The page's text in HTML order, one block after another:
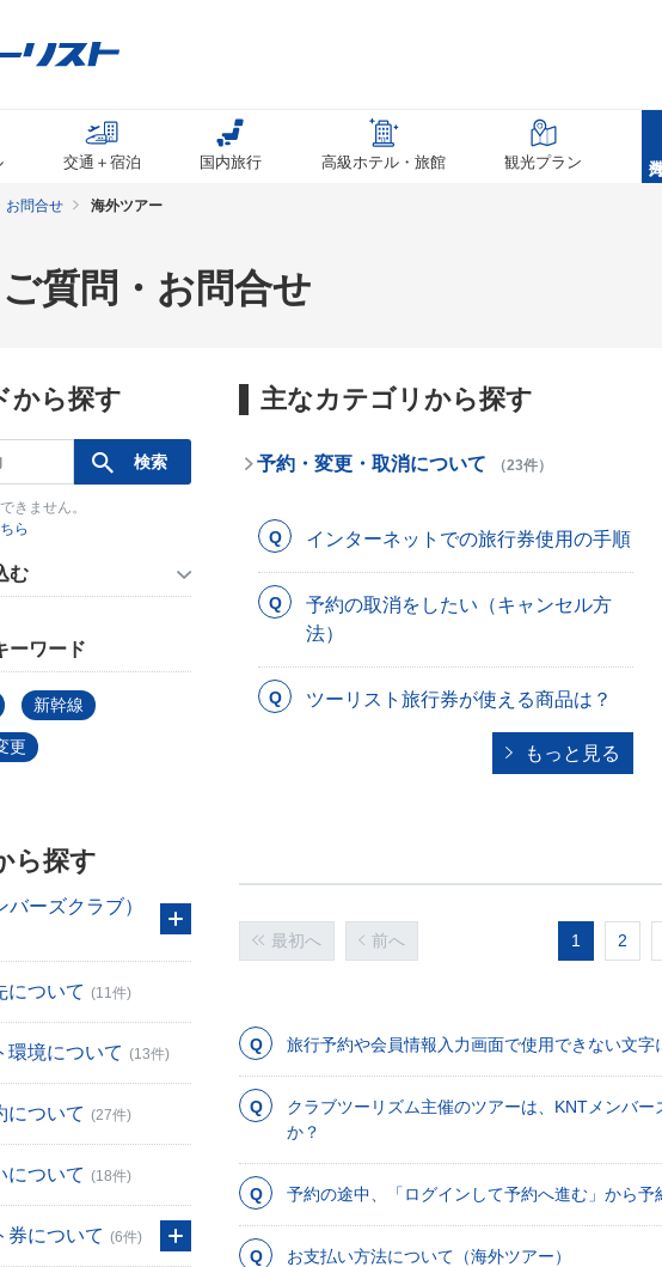
交通＋宿泊 国内旅行 高級ホテル・旅館 観光プラン
お問合せ 海外ツアー
質問・お問合せ
から探す
きません。
ら
む
ーワード
新幹線
更
ら探す
ーズクラブ）
について (11件)
環境について (13件)
について (27件)
について (18件)
券について (6件)
主なカテゴリから探す
予約・変更・取消について （23件）
インターネットでの旅行券使用の手順
予約の取消をしたい（キャンセル方
法）
ツーリスト旅行券が使える商品は？
もっと見る
最初へ 前へ 1 2
旅行予約や会員情報入力画面で使用できない文字
クラブツーリズム主催のツアーは、KNTメンバ
か？
予約の途中、「ログインして予約へ進む」から予
お支払い方法について（海外ツアー）